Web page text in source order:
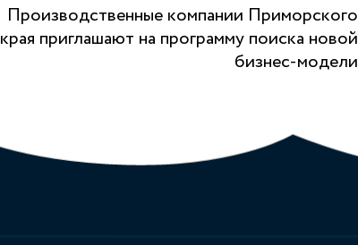
Производственные компании Приморского
края приглашают на программу поиска новой
бизнес-модели